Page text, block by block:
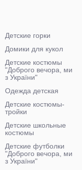
Детские горки
Домики для кукол
Детские костюмы
"Доброго вечора, ми
з України"
Одежда детская
Детские костюмы-
тройки
Детские школьные
костюмы
Детские футболки
"Доброго вечора, ми
з України"